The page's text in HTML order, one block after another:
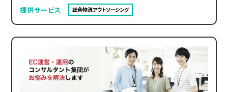
提供サービス 総合物流アウトソーシング